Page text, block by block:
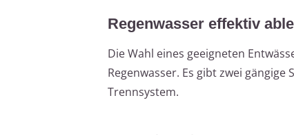
Regenwasser effektiv
Die Wahl eines geeigneten
Regenwasser. Es gibt zwei
Trennsystem.